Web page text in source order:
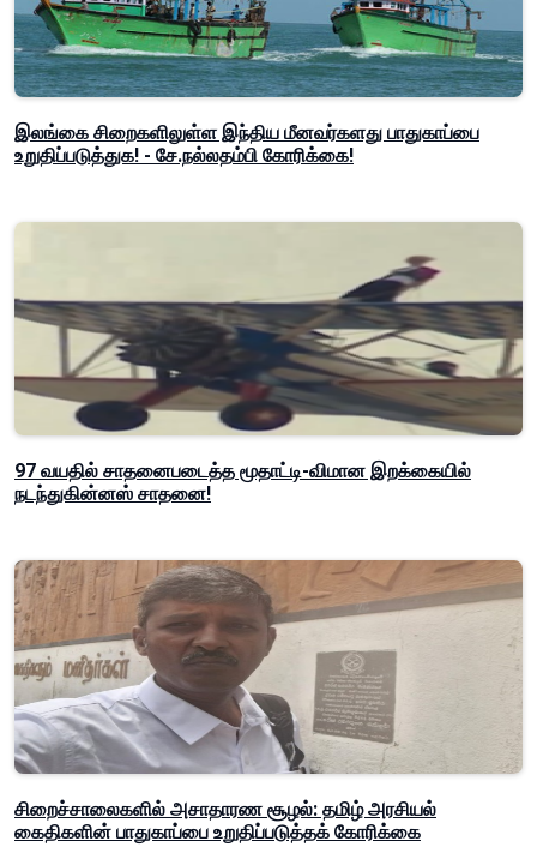
இலங்கை சிறைகளிலுள்ள இந்திய மீனவர்களது பாதுகாப்பை
உறுதிப்படுத்துக! - சே.நல்லதம்பி கோரிக்கை!
97 வயதில் சாதனைபடைத்த மூதாட்டி-விமான இறக்கையில்
நடந்துகின்னஸ் சாதனை!
சிறைச்சாலைகளில் அசாதாரண சூழல்: தமிழ் அரசியல்
கைதிகளின் பாதுகாப்பை உறுதிப்படுத்தக் கோரிக்கை